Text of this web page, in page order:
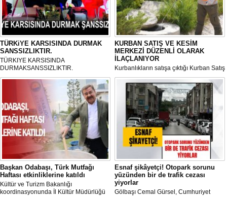
TÜRKiYE KARSISINDA DURMAK
SANSSIZLIKTIR.
TÜRKIYE KARSISINDA
DURMAKSANSSIZLIKTIR.
KURBAN SATIŞ VE KESİM
MERKEZİ DÜZENLİ OLARAK
İLAÇLANIYOR
Kurbanlıkların satışa çıktığı Kurban Satış
ve Kesim Merkezi, haşere ve
mikropların önüne geçilmesi amacıyla
her gün Gölbaşı Belediyesi ekipleri
tarafından düzenli olarak ilaçlanıyor.
Başkan Odabaşı, Türk Mutfağı
Haftası etkinliklerine katıldı
Kültür ve Turizm Bakanlığı
koordinasyonunda İl Kültür Müdürlüğü
Esnaf şikâyetçi! Otopark sorunu
yüzünden bir de trafik cezası
yiyorlar
Gölbaşı Cemal Gürsel, Cumhuriyet